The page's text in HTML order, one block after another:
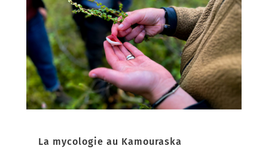
La mycologie au Kamouraska